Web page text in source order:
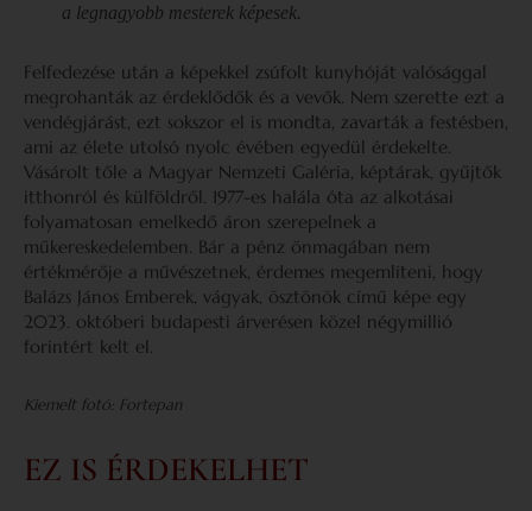
a legnagyobb mesterek képesek.
Felfedezése után a képekkel zsúfolt kunyhóját valósággal
megrohanták az érdeklődők és a vevők. Nem szerette ezt a
vendégjárást, ezt sokszor el is mondta, zavarták a festésben,
ami az élete utolsó nyolc évében egyedül érdekelte.
Vásárolt tőle a Magyar Nemzeti Galéria, képtárak, gyűjtők
itthonról és külföldről. 1977­-es halála óta az alkotásai
folyamatosan emelkedő áron szerepelnek a
műkereskedelemben. Bár a pénz önmagában nem
értékmérője a művészetnek, érdemes megemlíteni, hogy
Balázs János Emberek, vágyak, ösztönök című képe egy
2023. októberi budapesti árverésen közel négymillió
forintért kelt el.
Kiemelt fotó: Fortepan
EZ IS ÉRDEKELHET